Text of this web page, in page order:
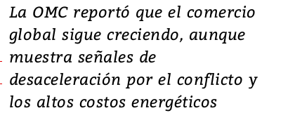
La OMC reportó que el comercio
global sigue creciendo, aunque
muestra señales de
desaceleración por el conflicto y
los altos costos energéticos